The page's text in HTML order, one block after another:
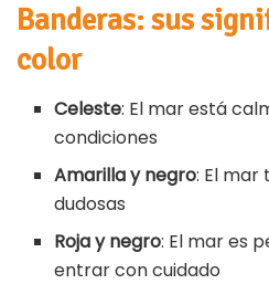
Banderas: sus
color
Celeste: El mar está
condiciones
Amarilla y negro: El mar
dudosas
Roja y negro: El mar es
entrar con cuidado